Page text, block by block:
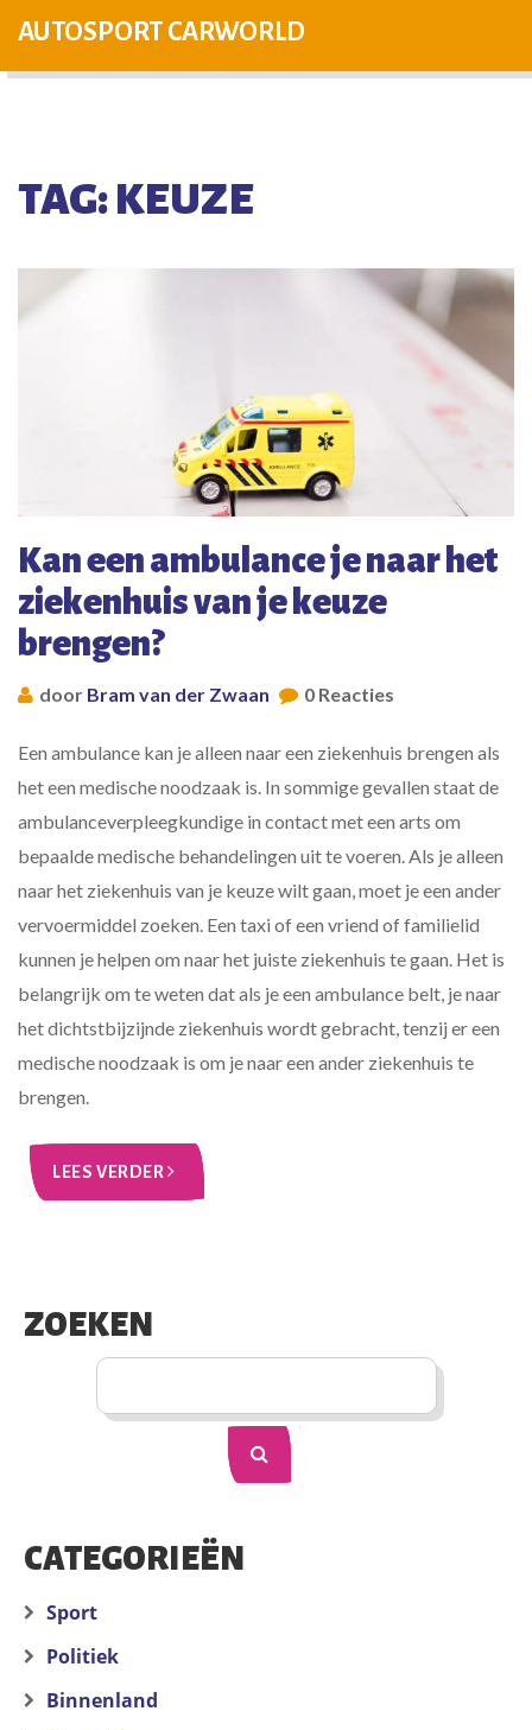
AUTOSPORT CARWORLD
TAG: KEUZE
Kan een ambulance je naar het
ziekenhuis van je keuze
brengen?
door Bram van der Zwaan 0 Reacties
Een ambulance kan je alleen naar een ziekenhuis brengen als
het een medische noodzaak is. In sommige gevallen staat de
ambulanceverpleegkundige in contact met een arts om
bepaalde medische behandelingen uit te voeren. Als je alleen
naar het ziekenhuis van je keuze wilt gaan, moet je een ander
vervoermiddel zoeken. Een taxi of een vriend of familielid
kunnen je helpen om naar het juiste ziekenhuis te gaan. Het is
belangrijk om te weten dat als je een ambulance belt, je naar
het dichtstbijzijnde ziekenhuis wordt gebracht, tenzij er een
medische noodzaak is om je naar een ander ziekenhuis te
brengen.
LEES VERDER
ZOEKEN
CATEGORIEËN
Sport
Politiek
Binnenland